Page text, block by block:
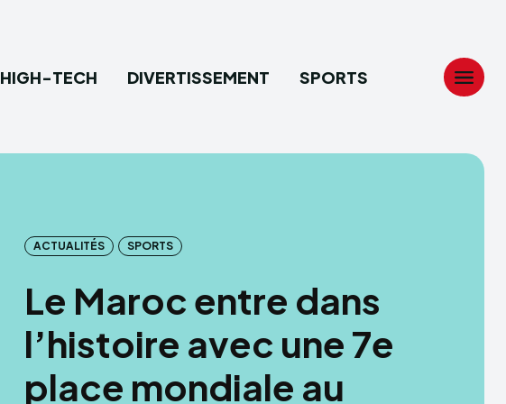
Immigration
High-Tech
Divertissement
Sports
Immigration
High-Tech
Divertissement
Sports
HIGH-TECH DIVERTISSEMENT SPORTS
ACTUALITÉS SPORTS
Le Maroc entre dans
l’histoire avec une 7e
place mondiale au